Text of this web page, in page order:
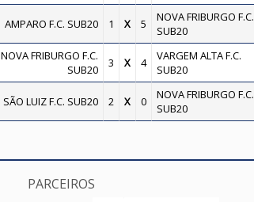
AMPARO F.C. SUB20 1 X 5
NOVA FRIBURGO F.C.
SUB20
NOVA FRIBURGO F.C.
SUB20
3 X 4
VARGEM ALTA F.C.
SUB20
SÃO LUIZ F.C. SUB20 2 X 0
NOVA FRIBURGO F.C.
SUB20
PARCEIROS